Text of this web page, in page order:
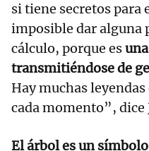
si tiene secretos para
imposible dar alguna
cálculo, porque es
transmitiéndose de
Hay muchas
cada momento”, dice
El árbol es un